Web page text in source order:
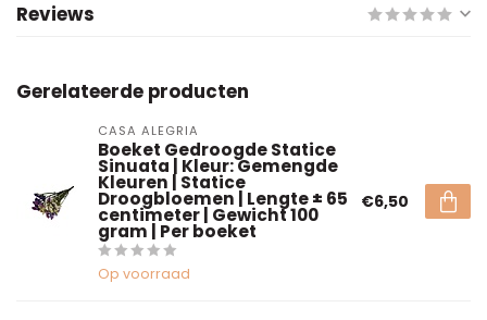
Reviews
Gerelateerde producten
CASA ALEGRIA
Boeket Gedroogde Statice
Sinuata | Kleur: Gemengde
Kleuren | Statice
Droogbloemen | Lengte ± 65
centimeter | Gewicht 100
gram | Per boeket
Op voorraad
€6,50